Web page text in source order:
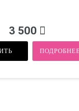
3 500